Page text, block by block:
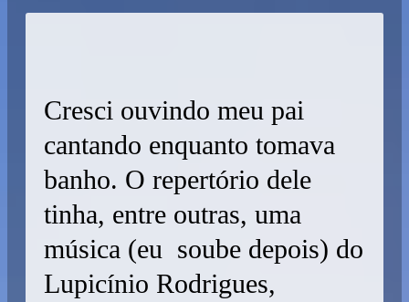
Cresci ouvindo meu pai
cantando enquanto tomava
banho. O repertório dele
tinha, entre outras, uma
música (eu soube depois) do
Lupicínio Rodrigues,